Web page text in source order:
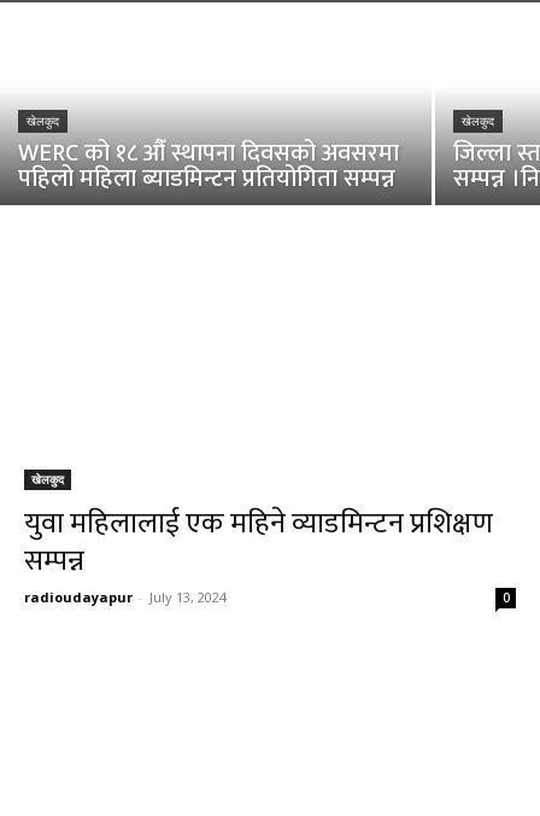
खेलकुद
WERC को १८ औँ स्थापना दिवसको अवसरमा
पहिलो महिला ब्याडमिन्टन प्रतियोगिता सम्पन्न
खेलकुद
जिल्ला
सम्पन्न
खेलकुद
युवा महिलालाई एक महिने व्याडमिन्टन प्रशिक्षण
सम्पन्न
radioudayapur - July 13, 2024 0